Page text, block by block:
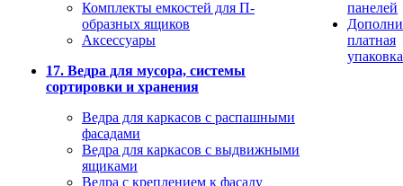
Комплекты емкостей для П-
образных ящиков
Аксессуары
17. Ведра для мусора, системы
сортировки и хранения
Ведра для каркасов с распашными
фасадами
Ведра для каркасов с выдвижными
ящиками
Ведра с креплением к фасаду
панелей
платная
упаковка